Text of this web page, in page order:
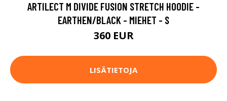
ARTILECT M DIVIDE FUSION STRETCH HOODIE -
EARTHEN/BLACK - MIEHET - S
360 EUR
LISÄTIETOJA